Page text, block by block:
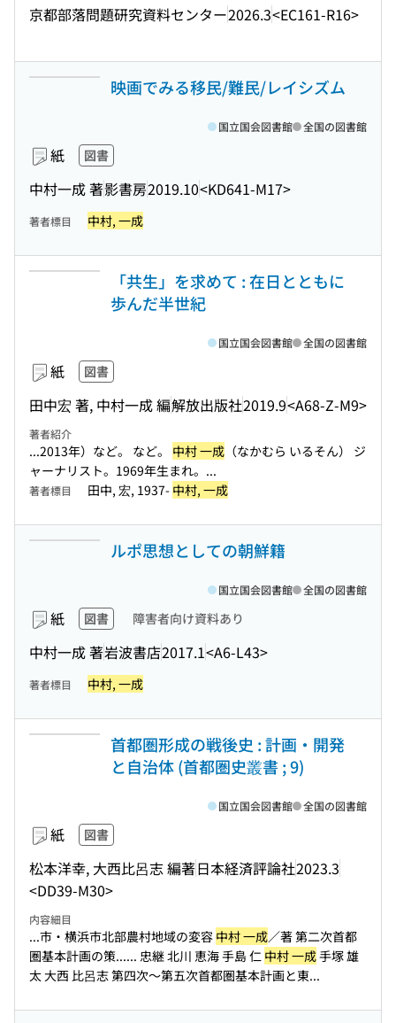
京都部落問題研究資料センター2026.3<EC161-R16>
映画でみる移民/難民/レイシズム
紙 図書
中村一成 著影書房2019.10<KD641-M17>
国立国会図書館 全国の図書館
著者標目 中村, 一成
「共生」を求めて : 在日とともに
歩んだ半世紀
紙 図書
田中宏 著, 中村一成 編解放出版社2019.9<A68-Z-M9>
国立国会図書館 全国の図書館
著者紹介
...2013年）など。 など。 中村 一成 （なかむら いるそん） ジ
ャーナリスト。1969年生まれ。...
著者標目 田中, 宏, 1937- 中村, 一成
ルポ思想としての朝鮮籍
紙 図書 障害者向け資料あり
中村一成 著岩波書店2017.1<A6-L43>
国立国会図書館 全国の図書館
著者標目 中村, 一成
首都圏形成の戦後史 : 計画・開発
と自治体 (首都圏史叢書 ; 9)
紙 図書
松本洋幸, 大西比呂志 編著日本経済評論社2023.3
<DD39-M30>
国立国会図書館 全国の図書館
内容細目
...市・横浜市北部農村地域の変容 中村 一成／著 第二次首都
圏基本計画の策...... 忠継 北川 恵海 手島 仁 中村 一成手塚 雄
太 大西 比呂志 第四次〜第五次首都圏基本計画と東...